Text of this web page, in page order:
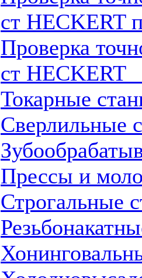
ст HECKERT
Проверка
ст HECKERT
Токарные
Сверлильные
Прессы и
Строгальные